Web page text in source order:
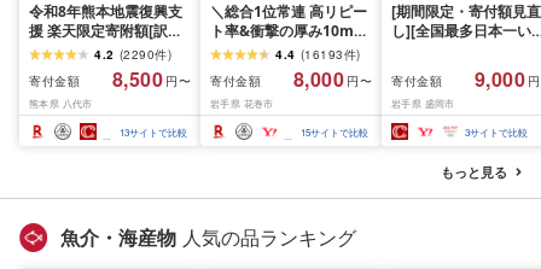
令和8年熊本地震復興支
援 楽天限定寄附額[訳あ
り]牛タン 500g〜2kg 肉
牛肉 訳あり 牛タン 冷凍
小分け 厚切り 薄切り 食
べ比べ 500g 1kg 1.5kg
2kg 牛 人気 ビーフ 牛た
ん ふるさと納税 ランキ
4.2 (2290件)
寄付金額
8,500 円〜
熊本県 八代市
13サイトで比較
＼総合1位常連 高リピー
ト率&衝撃の厚み10mm
厚切り牛タン 塩味/ ≪ス
ピード発送!!10営業日以
内発送≫ 選べる内容量
500g / 1kg 定期便 毎月
届く 牛肉 肉 BBQ ふるさ
と 人気 ランキング 岩手
4.4 (16193件)
寄付金額
8,000 円〜
岩手県 花巻市
15サイトで比較
[期間限定・寄付額見直
し][全国最多日本一い
1.5kg(150g×10個) い
て牛 × 岩中豚 ハンバー
グ 合挽き 合い挽き 黒
和牛 人気 冷凍 個包装
分け 冷凍 牛肉 豚肉 和
ビーフ ポーク はんば
ぐ 挽肉 お肉 ミンチ 肉
お弁当 hannba-gu ラ
寄付金額 9,000
岩手県 盛岡市
3サイトで比較
もっと見る
魚介・海産物 人気の品ランキング